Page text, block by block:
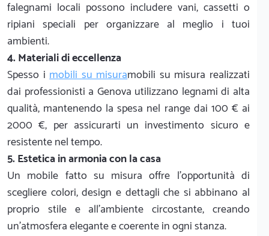
falegnami locali possono includere vani, cassetti o
ripiani speciali per organizzare al meglio i tuoi
ambienti.
4. Materiali di eccellenza
Spesso imobili su misuramobili su misura realizzati
dai professionisti a Genova utilizzano legnami di alta
qualità, mantenendo la spesa nel range dai 100 € ai
2000 €, per assicurarti un investimento sicuro e
resistente nel tempo.
5. Estetica in armonia con la casa
Un mobile fatto su misura offre l'opportunità di
scegliere colori, design e dettagli che si abbinano al
proprio stile e all'ambiente circostante, creando
un'atmosfera elegante e coerente in ogni stanza.